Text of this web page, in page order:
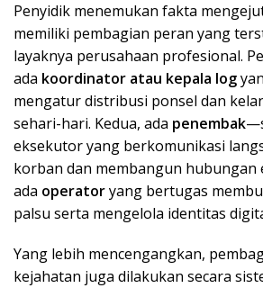
Penyidik menemukan fakta
memiliki pembagian peran yang
layaknya perusahaan profesional.
ada koordinator atau kepala log
mengatur distribusi ponsel dan
sehari-hari. Kedua, ada penembak
eksekutor yang berkomunikasi
korban dan membangun hubungan
ada operatoryang bertugas
palsu serta mengelola identitas
Yang lebih mencengangkan,
kejahatan juga dilakukan secara